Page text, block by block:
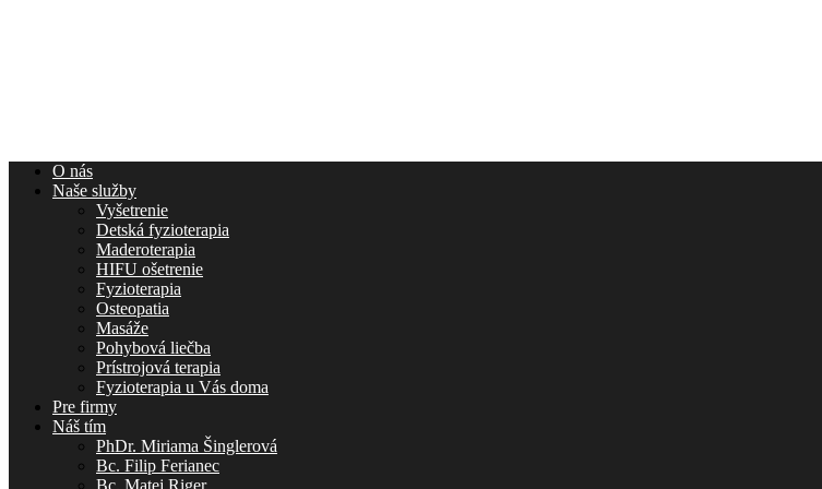
O nás
Naše služby
Vyšetrenie
Detská fyzioterapia
Maderoterapia
HIFU ošetrenie
Fyzioterapia
Osteopatia
Masáže
Pohybová liečba
Prístrojová terapia
Fyzioterapia u Vás doma
Pre firmy
Náš tím
PhDr. Miriama Šinglerová
Bc. Filip Ferianec